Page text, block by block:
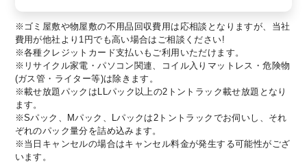
※ゴミ屋敷や物屋敷の不用品回収費用は応相談となりますが、当社
費用が他社より1円でも高い場合はご相談ください!
※各種クレジットカード支払いもご利用いただけます。
※リサイクル家電・パソコン関連、コイル入りマットレス・危険物
(ガス管・ライター等)は除きます。
※載せ放題パックはLLパック以上の2トントラック載せ放題となり
ます。
※Sパック、Mパック、Lパックは2トントラックでお伺いし、それ
ぞれのパック量分を詰め込みます。
※当日キャンセルの場合はキャンセル料金が発生する可能性がござ
います。